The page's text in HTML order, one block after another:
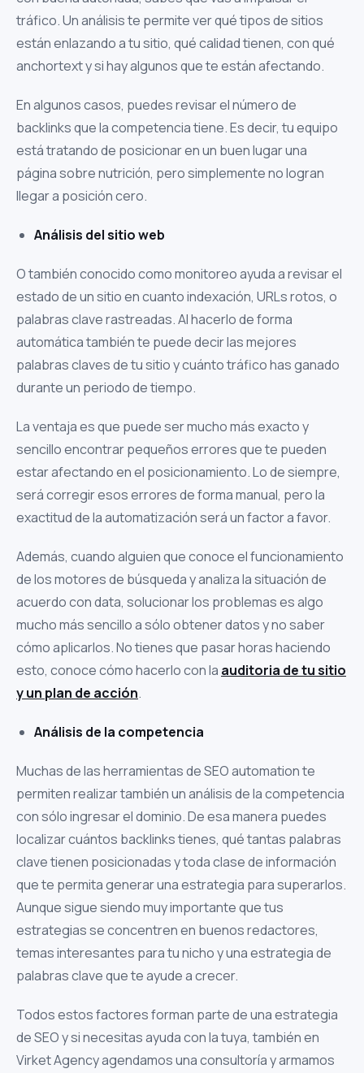
tráfico. Un análisis te permite ver qué tipos de sitios
están enlazando a tu sitio, qué calidad tienen, con qué
anchortext y si hay algunos que te están afectando.
En algunos casos, puedes revisar el número de
backlinks que la competencia tiene. Es decir, tu equipo
está tratando de posicionar en un buen lugar una
página sobre nutrición, pero simplemente no logran
llegar a posición cero.
Análisis del sitio web
O también conocido como monitoreo ayuda a revisar el
estado de un sitio en cuanto indexación, URLs rotos, o
palabras clave rastreadas. Al hacerlo de forma
automática también te puede decir las mejores
palabras claves de tu sitio y cuánto tráfico has ganado
durante un periodo de tiempo.
La ventaja es que puede ser mucho más exacto y
sencillo encontrar pequeños errores que te pueden
estar afectando en el posicionamiento. Lo de siempre,
será corregir esos errores de forma manual, pero la
exactitud de la automatización será un factor a favor.
Además, cuando alguien que conoce el funcionamiento
de los motores de búsqueda y analiza la situación de
acuerdo con data, solucionar los problemas es algo
mucho más sencillo a sólo obtener datos y no saber
cómo aplicarlos. No tienes que pasar horas haciendo
esto, conoce cómo hacerlo con la auditoria de tu sitio
y un plan de acción.
Análisis de la competencia
Muchas de las herramientas de SEO automation te
permiten realizar también un análisis de la competencia
con sólo ingresar el dominio. De esa manera puedes
localizar cuántos backlinks tienes, qué tantas palabras
clave tienen posicionadas y toda clase de información
que te permita generar una estrategia para superarlos.
Aunque sigue siendo muy importante que tus
estrategias se concentren en buenos redactores,
temas interesantes para tu nicho y una estrategia de
palabras clave que te ayude a crecer.
Todos estos factores forman parte de una estrategia
de SEO y si necesitas ayuda con la tuya, también en
Virket Agency agendamos una consultoría y armamos